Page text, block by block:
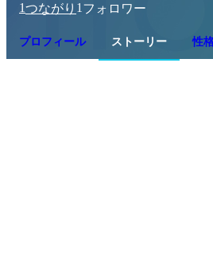
1つながり 1 フォロワー
プロフィール ストーリー 性